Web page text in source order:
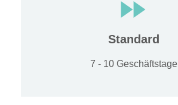
Standard
7 - 10 Geschäftstage